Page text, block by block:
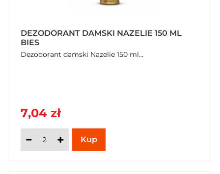
DEZODORANT DAMSKI NAZELIE 150 ML
BIES
Dezodorant damski Nazelie 150 ml...
7,04 zł